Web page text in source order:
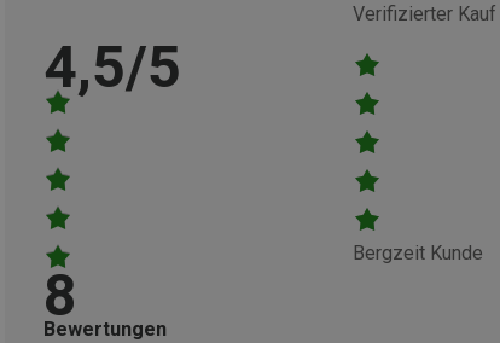
4,5/5
8
Bewertungen
Bergzeit Kunde
Verifizierter Kauf